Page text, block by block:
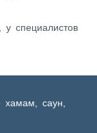
у специалистов
хамам, саун,